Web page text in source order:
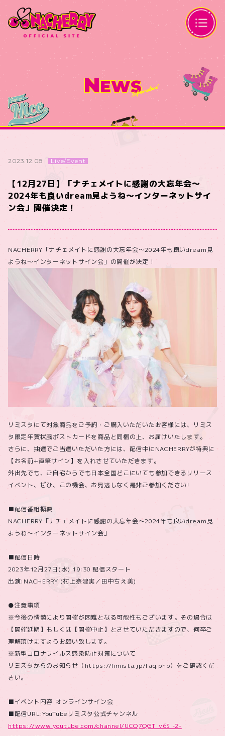
NEWS
2023.12.08 Live/Event
【12月27日】「ナチェメイトに感謝の大忘年会〜
2024年も良いdream見ようね〜インターネットサイ
ン会」開催決定！
NACHERRY「ナチェメイトに感謝の大忘年会〜2024年も良いdream見
ようね〜インターネットサイン会」の開催が決定！
リミスタにて対象商品をご予約・ご購入いただいたお客様には、リミス
タ限定年賀状風ポストカードを商品と同梱の上、お届けいたします。
さらに、抽選でご当選いただいた方には、配信中にNACHERRYが特典に
【お名前+直筆サイン】を入れさせていただきます。
外出先でも、ご自宅からでも日本全国どこにいても参加できるリリース
イベント、ぜひ、この機会、お見逃しなく是非ご参加ください!
■配信番組概要
NACHERRY「ナチェメイトに感謝の大忘年会〜2024年も良いdream見
ようね〜インターネットサイン会」
■配信日時
2023年12月27日(水) 19:30 配信スタート
出演:NACHERRY (村上奈津実／田中ちえ美)
●注意事項
※今後の情勢により開催が困難となる可能性もございます。その場合は
【開催延期】もしくは【開催中止】とさせていただきますので、何卒ご
理解頂けますようお願い致します。
※新型コロナウイルス感染防止対策について
リミスタからのお知らせ（https://limista.jp/faq.php）をご確認くだ
さい。
■イベント内容:オンラインサイン会
■配信URL:YouTubeリミスタ公式チャンネル
https://www.youtube.com/channel/UCQ7QGT_v6Si-2-